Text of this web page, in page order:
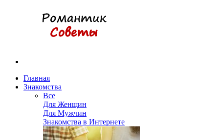
Главная
Знакомства
Все
Для Женщин
Для Мужчин
Знакомства в Интернете